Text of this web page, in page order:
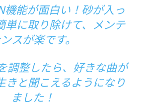
機能が面白い！砂が入っ
単に取り除けて、メンテ
スが楽です。
調整したら、好きな曲が
きと聞こえるようになり
ました！